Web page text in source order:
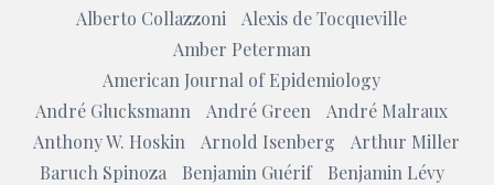
Alberto Collazzoni
Alexis de Tocqueville
Amber Peterman
American Journal of Epidemiology
André Glucksmann
André Green
André Malraux
Anthony W. Hoskin
Arnold Isenberg
Arthur Miller
Baruch Spinoza
Benjamin Guérif
Benjamin Lévy